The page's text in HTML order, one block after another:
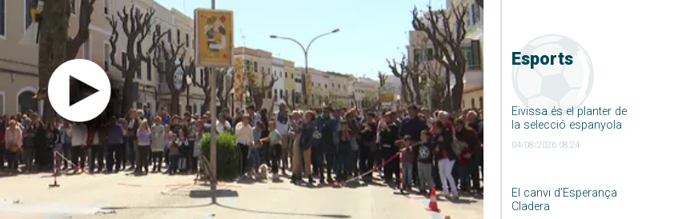
Esports
Eivissa és el planter de
la selecció espanyola
04/08/2026 08:24
El canvi d’Esperança
Cladera